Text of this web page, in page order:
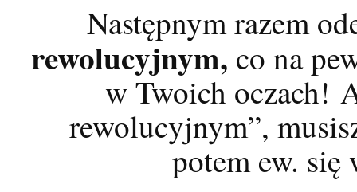
Następnym razem
rewolucyjnym, co na
w Twoich oczach!
rewolucyjnym”,
potem ew. się